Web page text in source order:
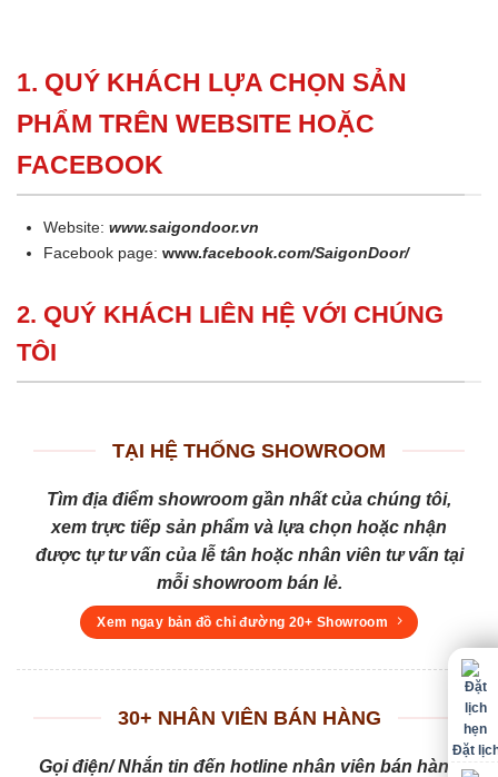
1. QUÝ KHÁCH LỰA CHỌN SẢN
PHẨM TRÊN WEBSITE HOẶC
FACEBOOK
Website:www.saigondoor.vn
Facebook page:www.facebook.com/SaigonDoor/
2. QUÝ KHÁCH LIÊN HỆ VỚI CHÚNG
TÔI
TẠI HỆ THỐNG SHOWROOM
Tìm địa điểm showroom gần nhất của chúng tôi,
xem trực tiếp sản phẩm và lựa chọn hoặc nhận
được tự tư vấn của lễ tân hoặc nhân viên tư vấn tại
mỗi showroom bán lẻ.
Xem ngay bản đồ chỉ đường 20+ Showroom
30+ NHÂN VIÊN BÁN HÀNG
Gọi điện/ Nhắn tin đến hotline nhân viên bán hàng
Đặt